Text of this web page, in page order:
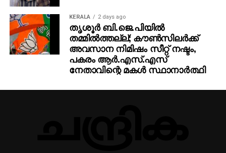
KERALA 2 days ago
തൃശൂര്‍ ബി.ജെ.പിയില്‍
തമ്മില്‍ത്തല്ല്; കൗണ്‍സിലര്‍ക്ക്
അവസാന നിമിഷം സീറ്റ് നഷ്ടം,
പകരം ആര്‍.എസ്.എസ്
നേതാവിന്റെ മകള്‍ സ്ഥാനാര്‍ത്ഥി